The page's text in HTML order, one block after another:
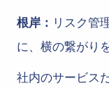
根岸： リスク管
に、横の繋がり
社内のサービス